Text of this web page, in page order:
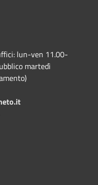
lun-ven 11.00-
martedì